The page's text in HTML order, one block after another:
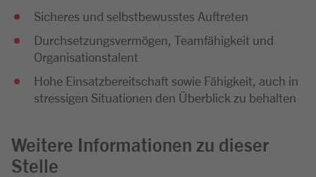
Sicheres und selbstbewusstes Auftreten
Durchsetzungsvermögen, Teamfähigkeit und
Organisationstalent
Hohe Einsatzbereitschaft sowie Fähigkeit, auch in
stressigen Situationen den Überblick zu behalten
Weitere Informationen zu dieser
Stelle